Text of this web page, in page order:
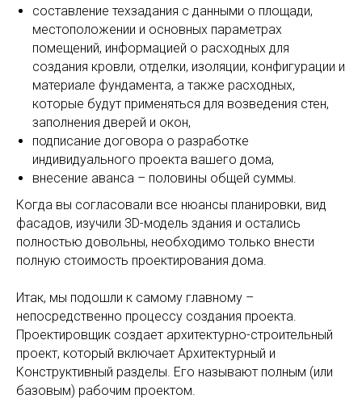
составление техзадания с данными о площади,
местоположении и основных параметрах
помещений, информацией о расходных для
создания кровли, отделки, изоляции, конфигурации и
материале фундамента, а также расходных,
которые будут применяться для возведения стен,
заполнения дверей и окон,
подписание договора о разработке
индивидуального проекта вашего дома,
внесение аванса – половины общей суммы.
Когда вы согласовали все нюансы планировки, вид
фасадов, изучили 3D-модель здания и остались
полностью довольны, необходимо только внести
полную стоимость проектирования дома.
Итак, мы подошли к самому главному –
непосредственно процессу создания проекта.
Проектировщик создает архитектурно-строительный
проект, который включает Архитектурный и
Конструктивный разделы. Его называют полным (или
базовым) рабочим проектом.